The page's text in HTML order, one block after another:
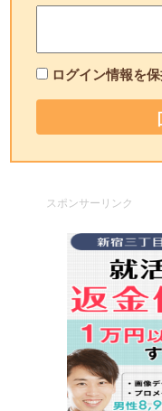
ログイン情報を
スポンサーリンク